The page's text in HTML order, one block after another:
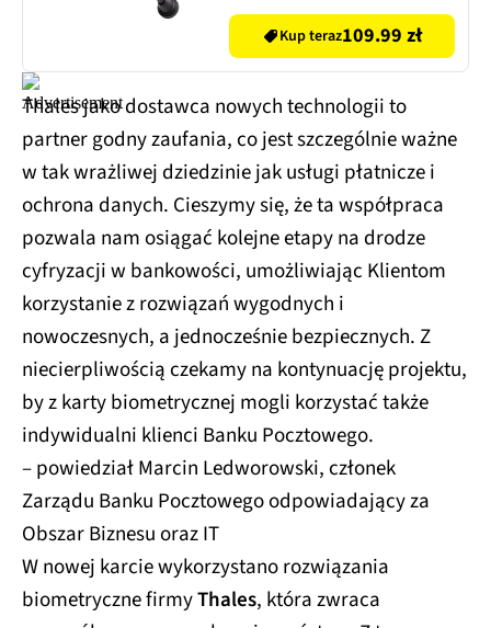
Kup teraz109.99 zł
Thales jako dostawca nowych technologii to
partner godny zaufania, co jest szczególnie ważne
w tak wrażliwej dziedzinie jak usługi płatnicze i
ochrona danych. Cieszymy się, że ta współpraca
pozwala nam osiągać kolejne etapy na drodze
cyfryzacji w bankowości, umożliwiając Klientom
korzystanie z rozwiązań wygodnych i
nowoczesnych, a jednocześnie bezpiecznych. Z
niecierpliwością czekamy na kontynuację projektu,
by z karty biometrycznej mogli korzystać także
indywidualni klienci Banku Pocztowego.
– powiedział Marcin Ledworowski, członek
Zarządu Banku Pocztowego odpowiadający za
Obszar Biznesu oraz IT
W nowej karcie wykorzystano rozwiązania
biometryczne firmyThales, która zwraca